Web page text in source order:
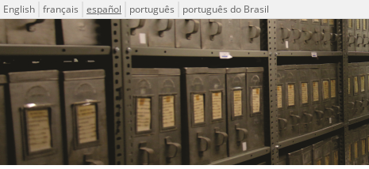
Idioma
English français español português português do Brasil
Descriptions for archival
ICA-AtoM Project